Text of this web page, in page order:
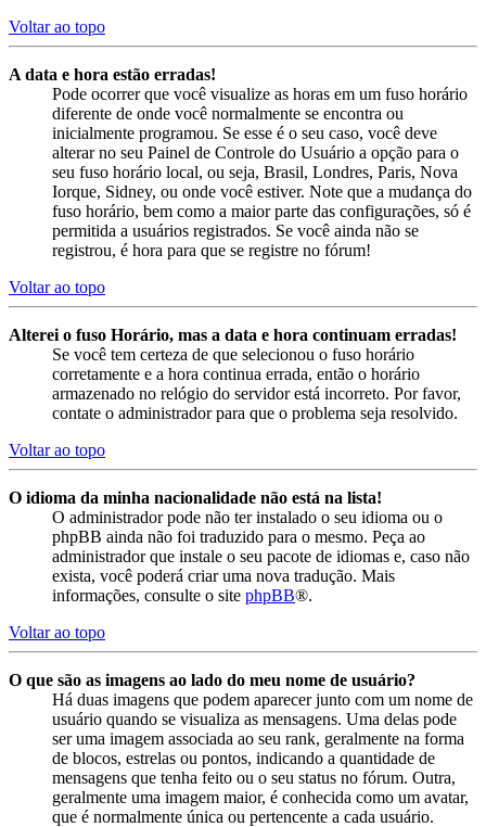
Voltar ao topo
A data e hora estão erradas!
Pode ocorrer que você visualize as horas em um fuso horário
diferente de onde você normalmente se encontra ou
inicialmente programou. Se esse é o seu caso, você deve
alterar no seu Painel de Controle do Usuário a opção para o
seu fuso horário local, ou seja, Brasil, Londres, Paris, Nova
Iorque, Sidney, ou onde você estiver. Note que a mudança do
fuso horário, bem como a maior parte das configurações, só é
permitida a usuários registrados. Se você ainda não se
registrou, é hora para que se registre no fórum!
Voltar ao topo
Alterei o fuso Horário, mas a data e hora continuam erradas!
Se você tem certeza de que selecionou o fuso horário
corretamente e a hora continua errada, então o horário
armazenado no relógio do servidor está incorreto. Por favor,
contate o administrador para que o problema seja resolvido.
Voltar ao topo
O idioma da minha nacionalidade não está na lista!
O administrador pode não ter instalado o seu idioma ou o
phpBB ainda não foi traduzido para o mesmo. Peça ao
administrador que instale o seu pacote de idiomas e, caso não
exista, você poderá criar uma nova tradução. Mais
informações, consulte o site phpBB®.
Voltar ao topo
O que são as imagens ao lado do meu nome de usuário?
Há duas imagens que podem aparecer junto com um nome de
usuário quando se visualiza as mensagens. Uma delas pode
ser uma imagem associada ao seu rank, geralmente na forma
de blocos, estrelas ou pontos, indicando a quantidade de
mensagens que tenha feito ou o seu status no fórum. Outra,
geralmente uma imagem maior, é conhecida como um avatar,
que é normalmente única ou pertencente a cada usuário.